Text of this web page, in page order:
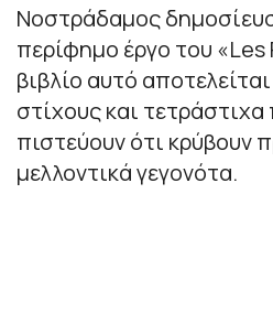
Νοστράδαμος
περίφημο έργο του
βιβλίο αυτό
στίχους και
πιστεύουν ότι κρύβουν
μελλοντικά γεγονότα.